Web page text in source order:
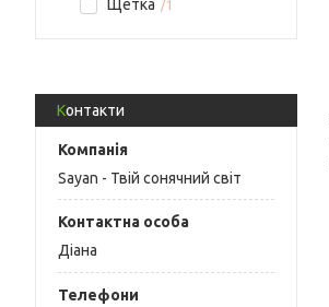
Щетка
1
Контакти
Sayan - Твій сонячний світ
Діана